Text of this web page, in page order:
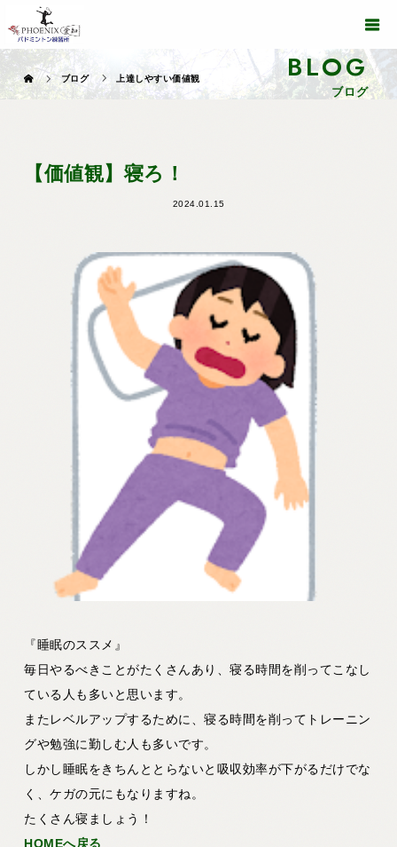
BLOG
ブログ
ブログ 上達しやすい価値観
【価値観】寝ろ！
2024.01.15
『睡眠のススメ』
毎日やるべきことがたくさんあり、寝る時間を削ってこなし
ている人も多いと思います。
またレベルアップするために、寝る時間を削ってトレーニン
グや勉強に勤しむ人も多いです。
しかし睡眠をきちんととらないと吸収効率が下がるだけでな
く、ケガの元にもなりますね。
たくさん寝ましょう！
HOMEへ戻る